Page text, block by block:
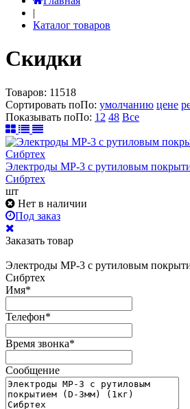
|
Каталог товаров
Скидки
Товаров: 11518
Сортировать поПо: умолчанию цене
Показывать поПо: 12 48 Все
Электроды МР-3 с рутиловым
Сибртех
шт
Нет в наличии
Под заказ
Заказать товар
Электроды МР-3 с рутиловым
Сибртех
Имя*
Телефон*
Время звонка*
Сообщение